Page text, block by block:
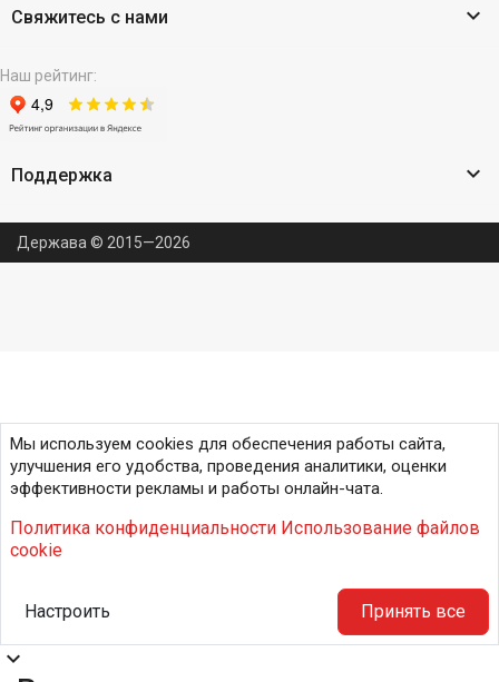
Свяжитесь с нами 
Наш рейтинг:
Поддержка 
Держава © 2015—2026
Мы используем cookies для обеспечения работы сайта,
улучшения его удобства, проведения аналитики, оценки
эффективности рекламы и работы онлайн-чата.
Политика конфиденциальности Использование файлов
cookie
Настроить Принять все
expand_more